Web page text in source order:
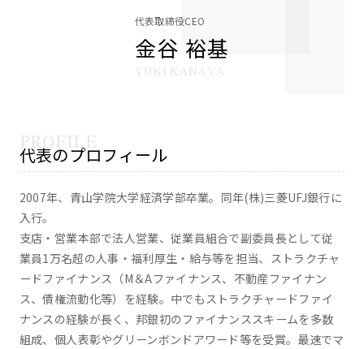
代表取締役CEO
金谷 裕基
YUKI KANAYA
代表のプロフィール
2007年、青山学院大学経済学部卒業。同年(株)三菱UFJ銀行に
入行。
支店・営業本部で法人営業、従業員組合で副委員長として従
業員1万名超の人事・福利厚生・給与等を担当、ストラクチャ
ードファイナンス（M＆Aファイナンス、不動産ファイナン
ス、債権流動化等）を経験。中でもストラクチャードファイ
ナンスの経験が長く、邦銀初のファイナンススキームを多数
組成、個人表彰やグリーンボンドアワード等を受賞。最速でマ